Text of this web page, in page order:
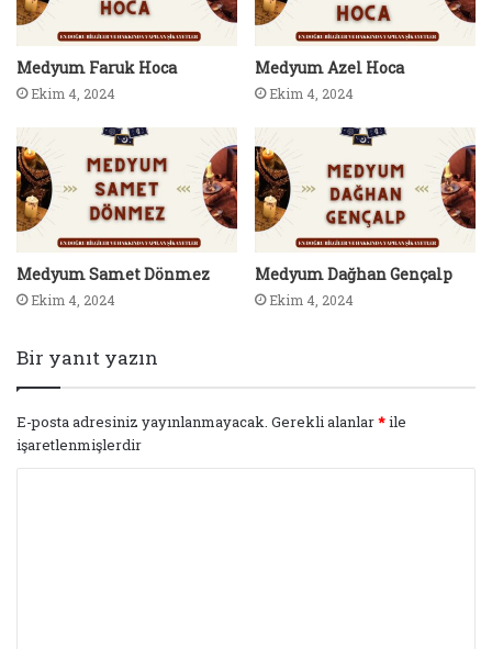
Medyum Faruk Hoca
Ekim 4, 2024
Medyum Azel Hoca
Ekim 4, 2024
Medyum Samet Dönmez
Ekim 4, 2024
Medyum Dağhan Gençalp
Ekim 4, 2024
Bir yanıt yazın
E-posta adresiniz yayınlanmayacak. Gerekli alanlar*ile
işaretlenmişlerdir